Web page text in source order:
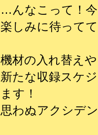
…んなこって！
楽しみに待って
機材の入れ替え
新たな収録スケ
ます！
思わぬアクシデ